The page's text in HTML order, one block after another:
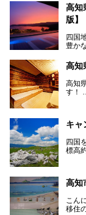
高知
版】
四国
豊か
魅力
高知
で育
柚子
でも
高知
高知
す！
ぜひ
キャ
四国
標高
が見
帰り
中で
高知
こん
移住